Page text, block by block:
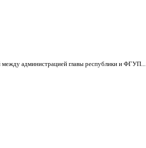
между администрацией главы республики и ФГУП...